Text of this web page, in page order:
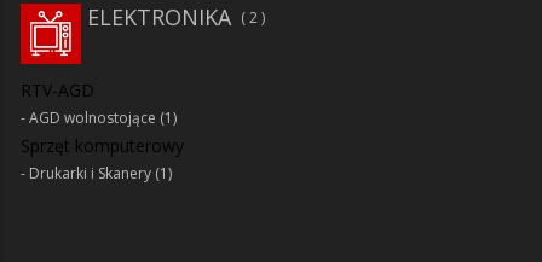
2
ELEKTRONIKA
RTV-AGD
AGD wolnostojące (1)
Sprzęt komputerowy
Drukarki i Skanery (1)